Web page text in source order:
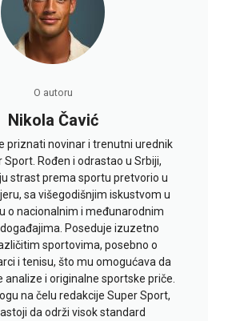
O autoru
Nikola Čavić
priznati novinar i trenutni urednik
Sport. Rođen i odrastao u Srbiji,
strast prema sportu pretvorio u
sa višegodišnjim iskustvom u
o nacionalnim i međunarodnim
Poseduje izuzetno
sportovima, posebno o
i tenisu, što mu omogućava da
analize i originalne sportske priče.
na čelu redakcije Super Sport,
da održi visok standard